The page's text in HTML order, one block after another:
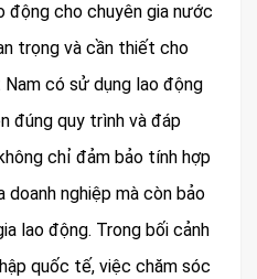
động cho chuyên gia nước
trọng và cần thiết cho
có sử dụng lao động
đúng quy trình và đáp
chỉ đảm bảo tính hợp
nghiệp mà còn bảo
lao động. Trong bối cảnh
quốc tế, việc chăm sóc